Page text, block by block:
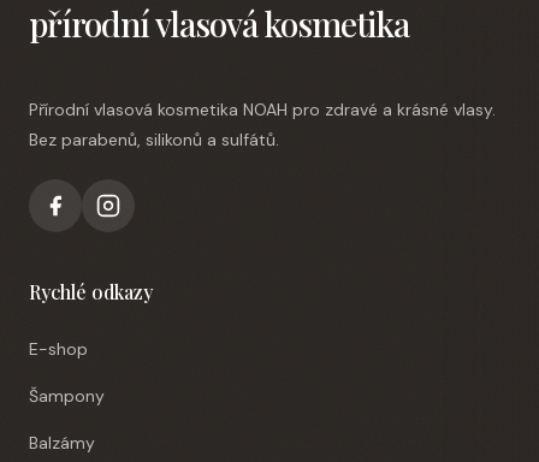
přírodní vlasová kosmetika
Přírodní vlasová kosmetika NOAH pro zdravé a krásné vlasy.
Bez parabenů, silikonů a sulfátů.
Rychlé odkazy
E-shop
Šampony
Balzámy